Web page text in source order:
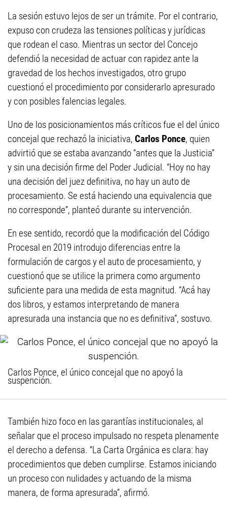
La sesión estuvo lejos de ser un trámite. Por el contrario,
expuso con crudeza las tensiones políticas y jurídicas
que rodean el caso. Mientras un sector del Concejo
defendió la necesidad de actuar con rapidez ante la
gravedad de los hechos investigados, otro grupo
cuestionó el procedimiento por considerarlo apresurado
y con posibles falencias legales.
Uno de los posicionamientos más críticos fue el del único
concejal que rechazó la iniciativa, Carlos Ponce, quien
advirtió que se estaba avanzando “antes que la Justicia”
y sin una decisión firme del Poder Judicial. “Hoy no hay
una decisión del juez definitiva, no hay un auto de
procesamiento. Se está haciendo una equivalencia que
no corresponde”, planteó durante su intervención.
En ese sentido, recordó que la modificación del Código
Procesal en 2019 introdujo diferencias entre la
formulación de cargos y el auto de procesamiento, y
cuestionó que se utilice la primera como argumento
suficiente para una medida de esta magnitud. “Acá hay
dos libros, y estamos interpretando de manera
apresurada una instancia que no es definitiva”, sostuvo.
Carlos Ponce, el único concejal que no apoyó la
suspención.
También hizo foco en las garantías institucionales, al
señalar que el proceso impulsado no respeta plenamente
el derecho a defensa. “La Carta Orgánica es clara: hay
procedimientos que deben cumplirse. Estamos iniciando
un proceso con nulidades y actuando de la misma
manera, de forma apresurada”, afirmó.